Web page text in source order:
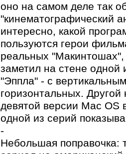
оно на самом деле так
"кинематографический
интересно, какой
пользуются герои
реальных
заметил на стене одной
"Эппла" - с
горизонтальных. Другой
девятой версии Mac OS
одной из серий
-
Небольшая поправочка: